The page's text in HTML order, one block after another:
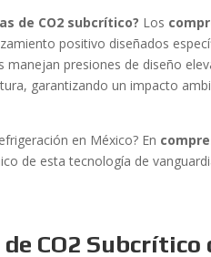
de CO2 subcrítico? Los
positivo diseñados
presiones de diseño
garantizando un impacto
en México? En
de esta tecnología de
CO2 Subcrítico